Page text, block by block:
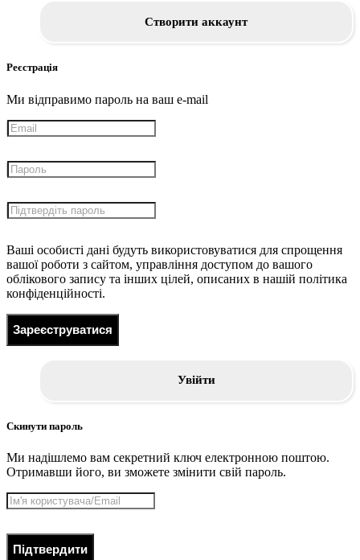
Створити аккаунт
Реєстрація
Ми відправимо пароль на ваш e-mail
Ваші особисті дані будуть використовуватися для спрощення
вашої роботи з сайтом, управління доступом до вашого
облікового запису та інших цілей, описаних в нашій політика
конфіденційності.
Зареєструватися
Увійти
Скинути пароль
Ми надішлемо вам секретний ключ електронною поштою.
Отримавши його, ви зможете змінити свій пароль.
Підтвердити